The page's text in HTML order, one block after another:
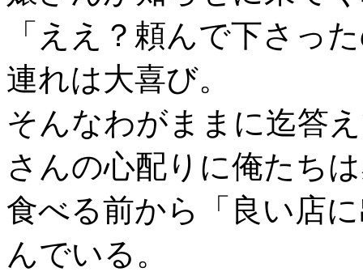
「ええ？頼んで下さっ
連れは大喜び。
そんなわがままに迄答
さんの心配りに俺たち
食べる前から「良い店
んでいる。